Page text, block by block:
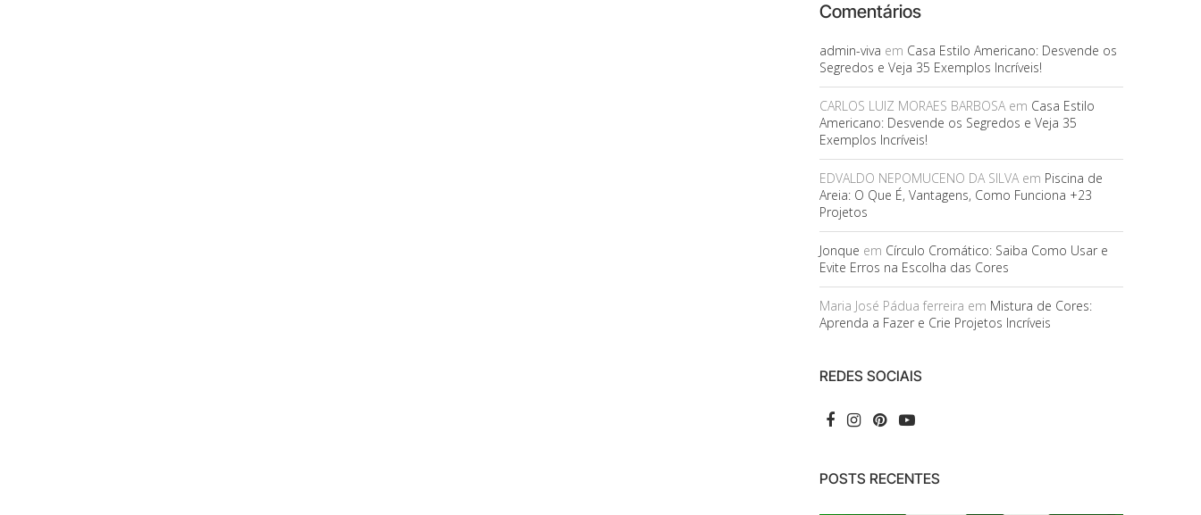
Comentários
admin-viva em Casa Estilo Americano: Desvende os
Segredos e Veja 35 Exemplos Incríveis!
CARLOS LUIZ MORAES BARBOSAem Casa Estilo
Americano: Desvende os Segredos e Veja 35
Exemplos Incríveis!
EDVALDO NEPOMUCENO DA SILVAem Piscina de
Areia: O Que É, Vantagens, Como Funciona +23
Projetos
Jonque em Círculo Cromático: Saiba Como Usar e
Evite Erros na Escolha das Cores
Maria José Pádua ferreira em Mistura de Cores:
Aprenda a Fazer e Crie Projetos Incríveis
REDES SOCIAIS
POSTS RECENTES